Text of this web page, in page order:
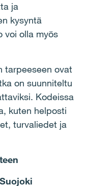
ja
kysyntä
voi olla myös
tarpeeseen ovat
on suunniteltu
Kodeissa
kuten helposti
turvaliedet ja